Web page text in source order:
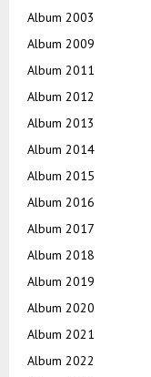
Album 2003
Album 2009
Album 2011
Album 2012
Album 2013
Album 2014
Album 2015
Album 2016
Album 2017
Album 2018
Album 2019
Album 2020
Album 2021
Album 2022